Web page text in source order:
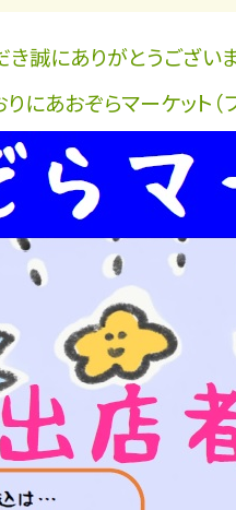
誠にありがとうございま
あおぞらマーケット（